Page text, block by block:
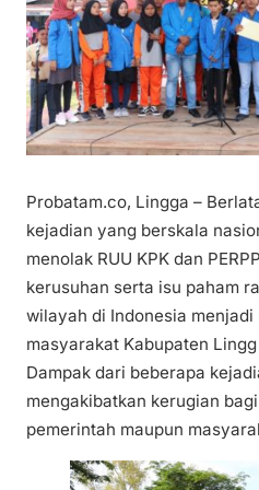
Probatam.co, Lingga –
kejadian yang berskala
menolak RUU KPK dan
kerusuhan serta isu paham
wilayah di Indonesia
masyarakat Kabupaten Lingg
Dampak dari beberapa
mengakibatkan kerugian
pemerintah maupun